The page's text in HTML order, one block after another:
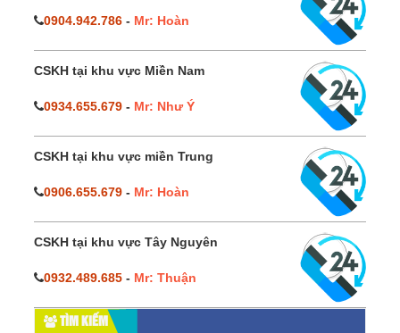
0904.942.786 - Mr: Hoàn
CSKH tại khu vực Miền Nam
0934.655.679 - Mr: Như Ý
CSKH tại khu vực miền Trung
0906.655.679 - Mr: Hoàn
CSKH tại khu vực Tây Nguyên
0932.489.685 - Mr: Thuận
TÌM KIẾM